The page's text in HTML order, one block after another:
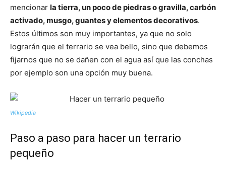
mencionar la tierra, un poco de piedras o gravilla, carbón
activado, musgo, guantes y elementos decorativos.
Estos últimos son muy importantes, ya que no solo
lograrán que el terrario se vea bello, sino que debemos
fijarnos que no se dañen con el agua así que las conchas
por ejemplo son una opción muy buena.
Wikipedia
Paso a paso para hacer un terrario
pequeño